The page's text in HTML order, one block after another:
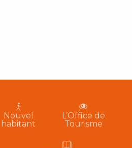
Nouvel
habitant
L’Office de
Tourisme